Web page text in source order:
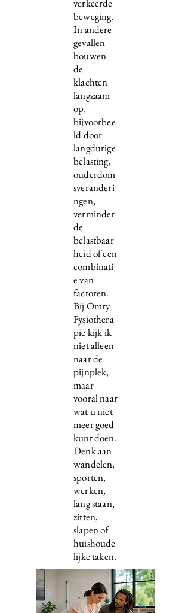
verkeerde
beweging.
In andere
gevallen
bouwen
de
klachten
langzaam
op,
bijvoorbee
ld door
langdurige
belasting,
ouderdom
sveranderi
ngen,
verminder
de
belastbaar
heid of een
combinati
e van
factoren.
Bij Omry
Fysiothera
pie kijk ik
niet alleen
naar de
pijnplek,
maar
vooral naar
wat u niet
meer goed
kunt doen.
Denk aan
wandelen,
sporten,
werken,
lang staan,
zitten,
slapen of
huishoude
lijke taken.